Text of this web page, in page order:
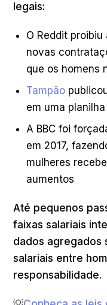
legais:
O Reddit
novas
que os homens
Tampão
em uma
A BBC foi
em 2017,
mulheres
aumentos
Até pequenos
faixas salariais
dados agregados
salariais entre
responsabilidade.